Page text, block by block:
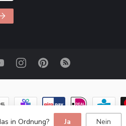
Haakpret / Häkelfreude
in Ordnung? Ja Nein